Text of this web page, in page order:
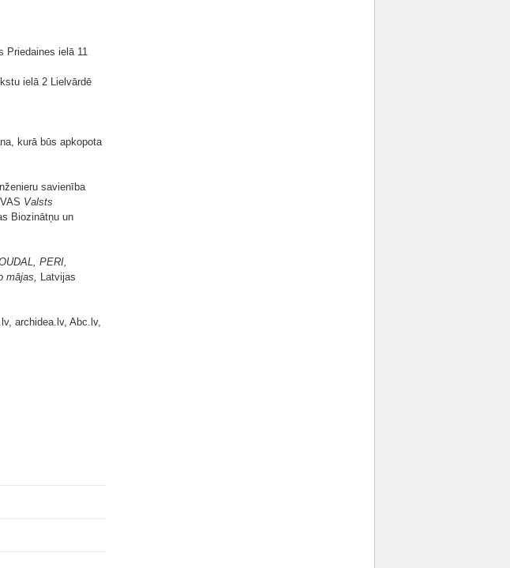
Priedaines ielā 11
ielā 2 Lielvārdē
kurā būs apkopota
savienība
Valsts
Biozinātņu un
PERI,
mājas, Latvijas
archidea.lv, Abc.lv,